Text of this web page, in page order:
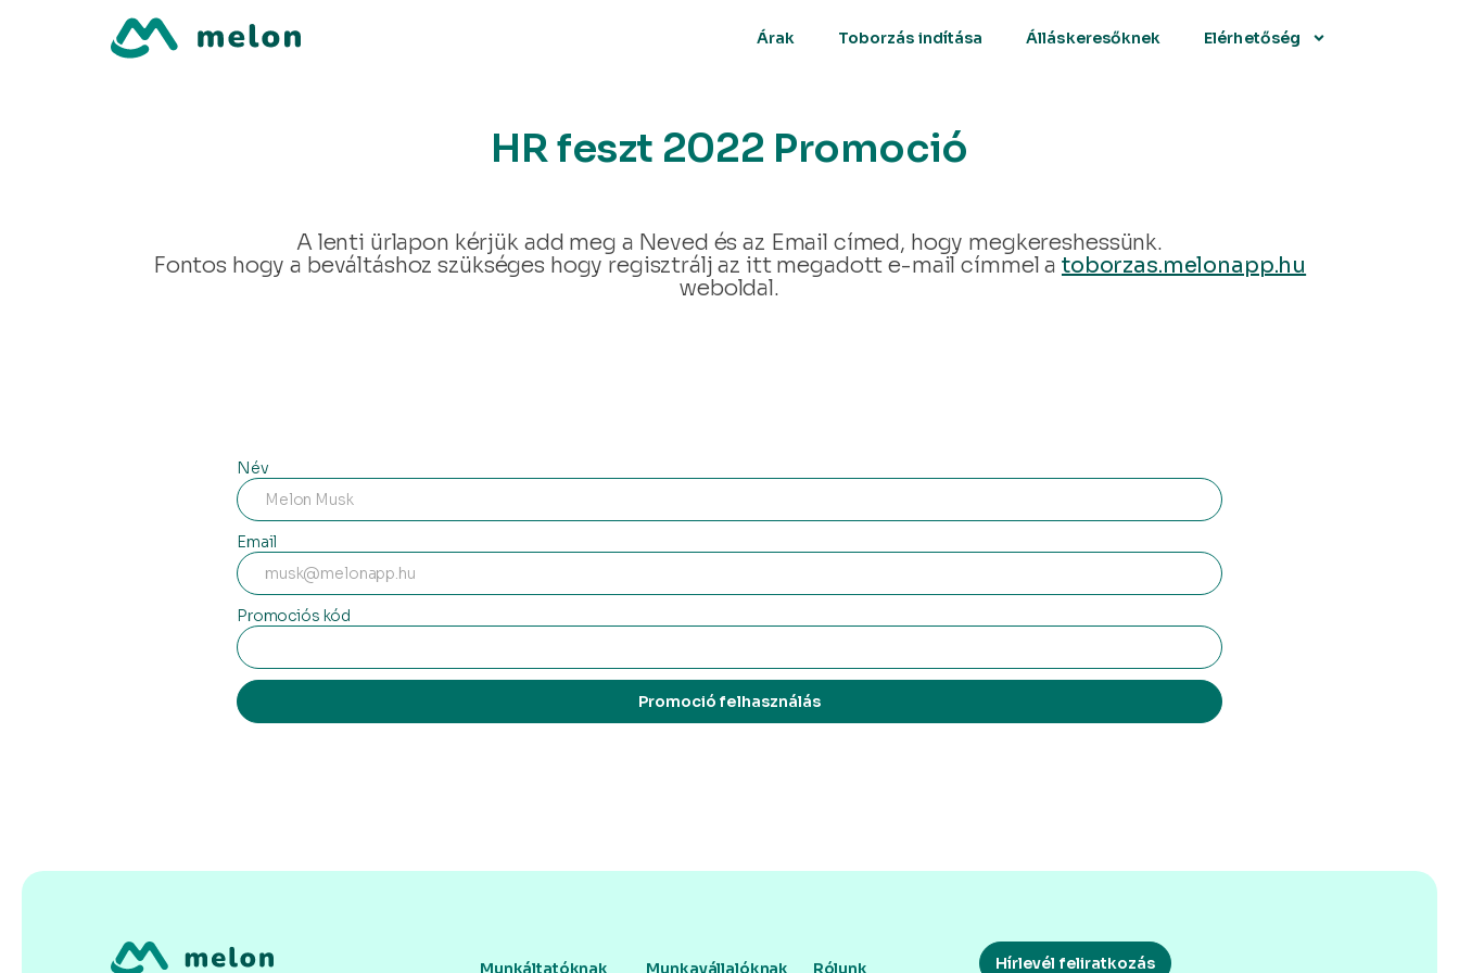
Árak Toborzás indítása Álláskeresőknek Elérhetőség
HR feszt 2022 Promoció
A lenti ürlapon kérjük add meg a Neved és az Email címed, hogy megkereshessünk.
Fontos hogy a beváltáshoz szükséges hogy regisztrálj az itt megadott e-mail címmel a toborzas.melonapp.hu
weboldal.
Név
Email
Promociós kód
Promoció felhasználás
Munkáltatóknak Munkavállalóknak Rólunk Hírlevél feliratkozás